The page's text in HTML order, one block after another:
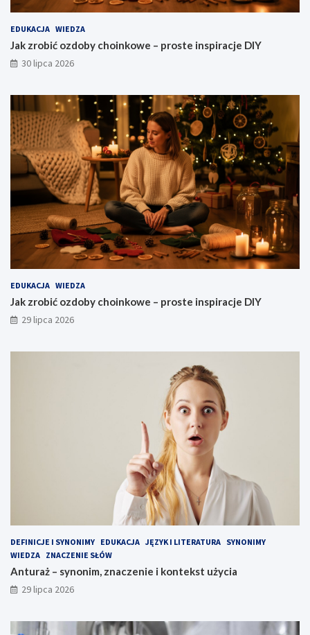
EDUKACJA WIEDZA
Jak zrobić ozdoby choinkowe – proste inspiracje DIY
30 lipca 2026
EDUKACJA WIEDZA
Jak zrobić ozdoby choinkowe – proste inspiracje DIY
29 lipca 2026
DEFINICJE I SYNONIMY EDUKACJA JĘZYK I LITERATURA SYNONIMY
WIEDZA ZNACZENIE SŁÓW
Anturaż – synonim, znaczenie i kontekst użycia
29 lipca 2026